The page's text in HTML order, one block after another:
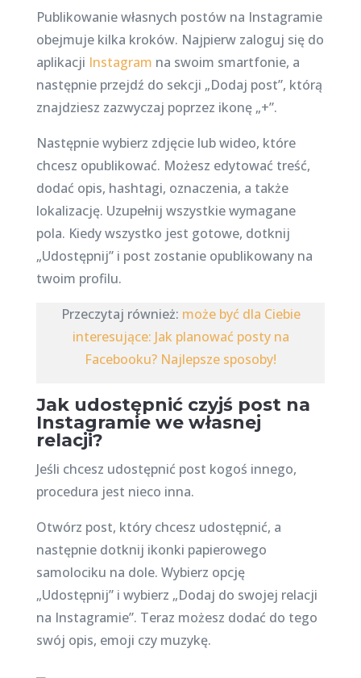
Publikowanie własnych postów na Instagramie
obejmuje kilka kroków. Najpierw zaloguj się do
aplikacji Instagram na swoim smartfonie, a
następnie przejdź do sekcji „Dodaj post”, którą
znajdziesz zazwyczaj poprzez ikonę „+”.
Następnie wybierz zdjęcie lub wideo, które
chcesz opublikować. Możesz edytować treść,
dodać opis, hashtagi, oznaczenia, a także
lokalizację. Uzupełnij wszystkie wymagane
pola. Kiedy wszystko jest gotowe, dotknij
„Udostępnij” i post zostanie opublikowany na
twoim profilu.
Przeczytaj również: może być dla Ciebie
interesujące: Jak planować posty na
Facebooku? Najlepsze sposoby!
Jak udostępnić czyjś post na
Instagramie we własnej
relacji?
Jeśli chcesz udostępnić post kogoś innego,
procedura jest nieco inna.
Otwórz post, który chcesz udostępnić, a
następnie dotknij ikonki papierowego
samolociku na dole. Wybierz opcję
„Udostępnij” i wybierz „Dodaj do swojej relacji
na Instagramie”. Teraz możesz dodać do tego
swój opis, emoji czy muzykę.